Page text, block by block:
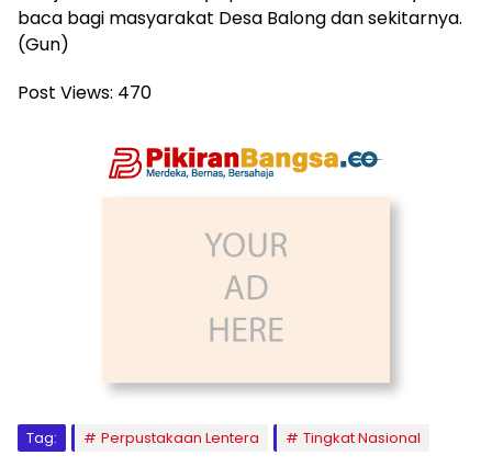
baca bagi masyarakat Desa Balong dan sekitarnya.
(Gun)
Post Views: 470
Tag: Perpustakaan Lentera Tingkat Nasional